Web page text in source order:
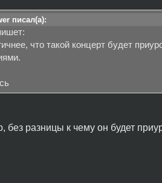
писал(а):
что такой концерт будет
без разницы к чему он будет